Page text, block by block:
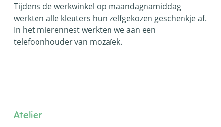
Tijdens de werkwinkel op maandagnamiddag
werkten alle kleuters hun zelfgekozen geschenkje af.
In het mierennest werkten we aan een
telefoonhouder van mozaïek.
Atelier